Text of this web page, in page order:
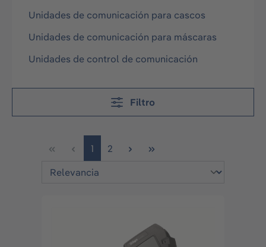
Unidades de comunicación para cascos
Unidades de comunicación para máscaras
Unidades de control de comunicación
Filtro
Página
1 Página
2